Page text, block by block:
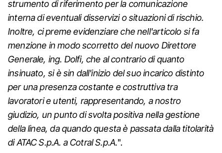
strumento di riferimento per la comunicazione
interna di eventuali disservizi o situazioni di rischio.
Inoltre, ci preme evidenziare che nell'articolo si fa
menzione in modo scorretto del nuovo Direttore
Generale, ing. Dolfi, che al contrario di quanto
insinuato, si è sin dall'inizio del suo incarico distinto
per una presenza costante e costruttiva tra
lavoratori e utenti, rappresentando, a nostro
giudizio, un punto di svolta positiva nella gestione
della linea, da quando questa è passata dalla titolarità
di ATAC S.p.A. a Cotral S.p.A.".